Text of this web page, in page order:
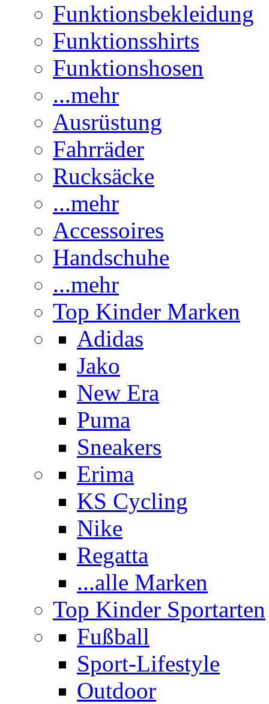
Funktionsbekleidung
Funktionsshirts
Funktionshosen
...mehr
Ausrüstung
Fahrräder
Rucksäcke
...mehr
Accessoires
Handschuhe
...mehr
Top Kinder Marken
Adidas
Jako
New Era
Puma
Sneakers
Erima
KS Cycling
Nike
Regatta
...alle Marken
Top Kinder Sportarten
Fußball
Sport-Lifestyle
Outdoor